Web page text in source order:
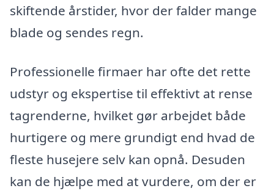
skiftende årstider, hvor der falder mange
blade og sendes regn.
Professionelle firmaer har ofte det rette
udstyr og ekspertise til effektivt at rense
tagrenderne, hvilket gør arbejdet både
hurtigere og mere grundigt end hvad de
fleste husejere selv kan opnå. Desuden
kan de hjælpe med at vurdere, om der er